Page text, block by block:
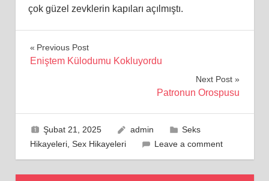
çok güzel zevklerin kapıları açılmıştı.
Yazı
Previous Post
Eniştem Külodumu Kokluyordu
Next Post
Patronun Orospusu
Şubat 21, 2025 admin
Seks
Hikayeleri, Sex Hikayeleri Leave a comment